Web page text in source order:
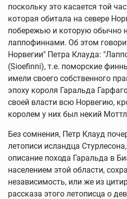
поскольку это касается той
которая обитала на севере
побережью и которую обычно
лаппофиннами. Об этом
Норвегии" Петра Клауда:
(Sioefinni), т.е. поморские
имели своего собственного
эпоху короля Гаральда
своей власти всю Норвегию,
королем у них был некий
Без сомнения, Петр Клауд
летописи исландца
описание похода Гаральда в
населением этой области,
независимость, или же из
рассказа этого летописца о